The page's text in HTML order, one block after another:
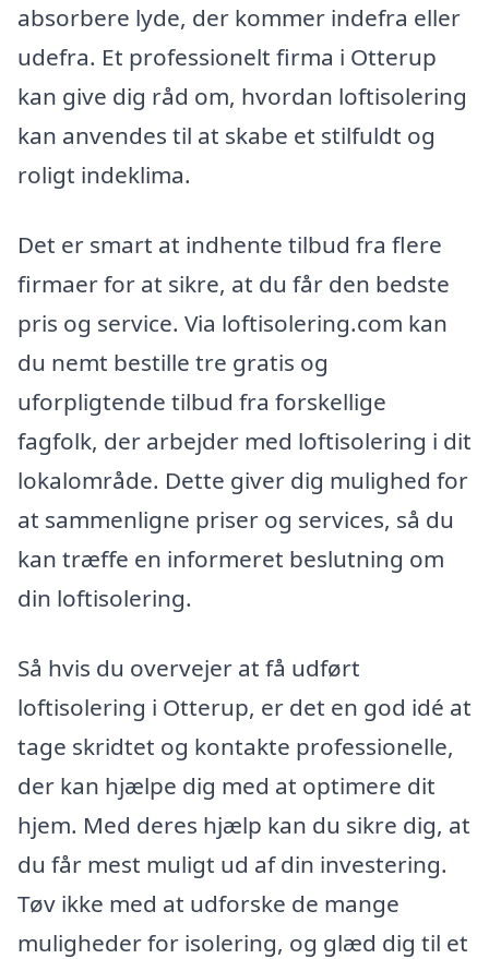
absorbere lyde, der kommer indefra eller
udefra. Et professionelt firma i Otterup
kan give dig råd om, hvordan loftisolering
kan anvendes til at skabe et stilfuldt og
roligt indeklima.
Det er smart at indhente tilbud fra flere
firmaer for at sikre, at du får den bedste
pris og service. Via loftisolering.com kan
du nemt bestille tre gratis og
uforpligtende tilbud fra forskellige
fagfolk, der arbejder med loftisolering i dit
lokalområde. Dette giver dig mulighed for
at sammenligne priser og services, så du
kan træffe en informeret beslutning om
din loftisolering.
Så hvis du overvejer at få udført
loftisolering i Otterup, er det en god idé at
tage skridtet og kontakte professionelle,
der kan hjælpe dig med at optimere dit
hjem. Med deres hjælp kan du sikre dig, at
du får mest muligt ud af din investering.
Tøv ikke med at udforske de mange
muligheder for isolering, og glæd dig til et